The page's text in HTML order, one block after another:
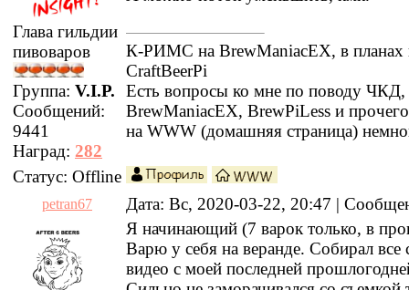
Глава гильдии
пивоваров
Группа: V.I.P.
Сообщений:
9441
Наград: 282
К-РИМС на BrewManiacEX, в планах
CraftBeerPi
Есть вопросы ко мне по поводу
BrewManiacEX, BrewPiLess и
на WWW (домашняя страница)
Статус: Offline
petran67 Дата: Вс, 2020-03-22, 20:47 |
Я начинающий (7 варок только, в
Варю у себя на веранде. Собирал все
видео с моей последней